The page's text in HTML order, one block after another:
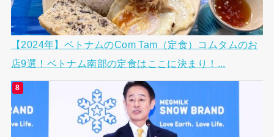
【2024年】ベトナムのCom Tam（定食）コムタムのお
店9選！ベトナム南部の定食はここに決まり！...